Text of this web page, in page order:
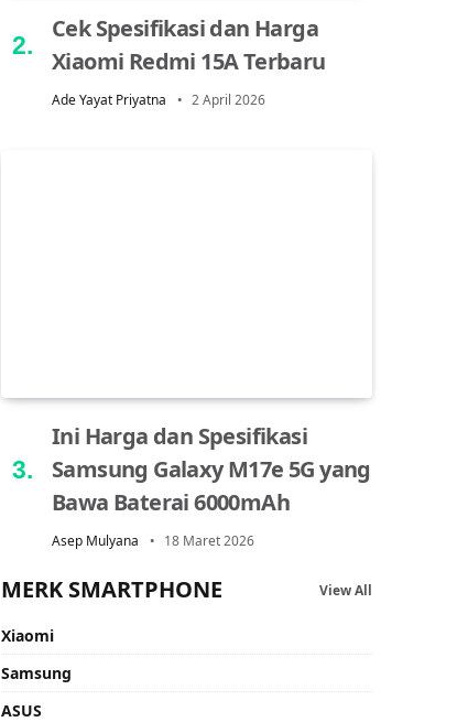
Cek Spesifikasi dan Harga
Xiaomi Redmi 15A Terbaru
Ade Yayat Priyatna 2 April 2026
Ini Harga dan Spesifikasi
Samsung Galaxy M17e 5G yang
Bawa Baterai 6000mAh
Asep Mulyana 18 Maret 2026
MERK SMARTPHONE View All
Xiaomi
Samsung
ASUS